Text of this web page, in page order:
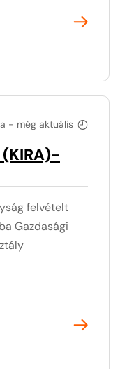
- még aktuális
felvételt
Gazdasági